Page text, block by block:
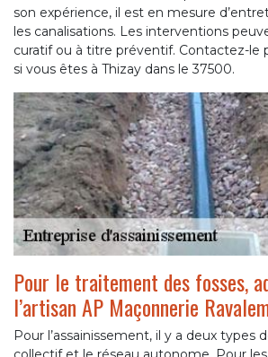
son expérience, il est en mesure
les canalisations. Les interventions
curatif ou à titre préventif. Contactez-le
si vous êtes à Thizay dans le 37500.
Pour le traitement des fosses,
l’artisan AP Maçonnerie
Pour l’assainissement, il y a deux types